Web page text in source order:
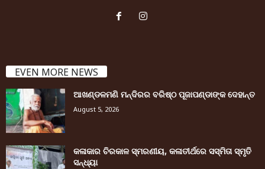
EVEN MORE NEWS
ଆଖଣ୍ଡଳମଣି ମନ୍ଦିରର ବରିଷ୍ଠ ପୂଜାପଣ୍ଡାଙ୍କ ଦେହାନ୍ତ
August 5, 2026
କଳାକାର ଚିରକାଳ ସ୍ମରଣୀୟ, କଳାତୀର୍ଥରେ ସସ୍ମିତା ସ୍ମୃତି
ସନ୍ଧ୍ୟା